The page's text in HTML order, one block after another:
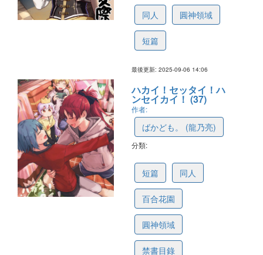
同人 圓神領域
短篇
最後更新: 2025-09-06 14:06
ハカイ！セッタイ！ハ
ンセイカイ！ (37)
作者:
ばかども。 (龍乃亮)
分類:
短篇 同人
百合花園
圓神領域
禁書目錄